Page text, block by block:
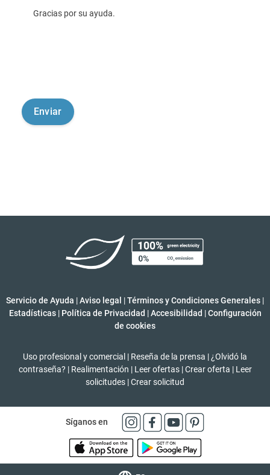
Gracias por su ayuda.
Servicio de Ayuda |Aviso legal |Términos y Condiciones Generales |
Estadísticas | Política de Privacidad | Accesibilidad | Configuración
de cookies
Uso profesional y comercial | Reseña de la prensa | ¿Olvidó la
contraseña? | Realimentación | Leer ofertas | Crear oferta | Leer
solicitudes |Crear solicitud
Síganos en